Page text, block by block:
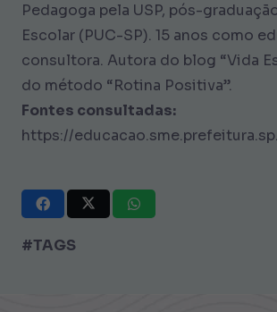
Pedagoga pela USP, pós-
Escolar (PUC-SP). 15 anos como
consultora. Autora do blog “Vida
do método “Rotina Positiva”.
Fontes consultadas:
https://
#TAGS